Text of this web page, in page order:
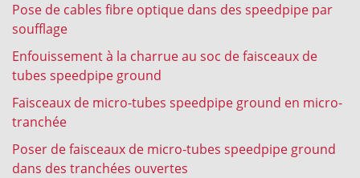
Pose de cables fibre optique dans des speedpipe par
soufflage
Enfouissement à la charrue au soc de faisceaux de
tubes speedpipe ground
Faisceaux de micro-tubes speedpipe ground en micro-
tranchée
Poser de faisceaux de micro-tubes speedpipe ground
dans des tranchées ouvertes